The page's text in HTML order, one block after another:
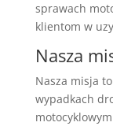
sprawach
klientom w
Nasza
Nasza misja
wypadkach